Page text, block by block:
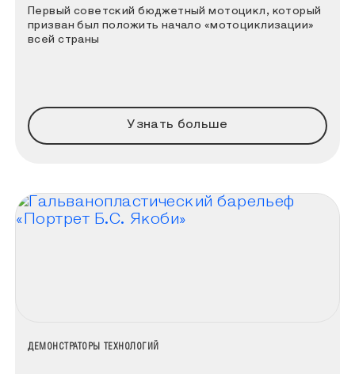
Первый советский бюджетный мотоцикл, который
призван был положить начало «мотоциклизации»
всей страны
Узнать больше
НАЗВАНИЕ КОЛЛЕКЦИИ
ДЕМОНСТРАТОРЫ ТЕХНОЛОГИЙ